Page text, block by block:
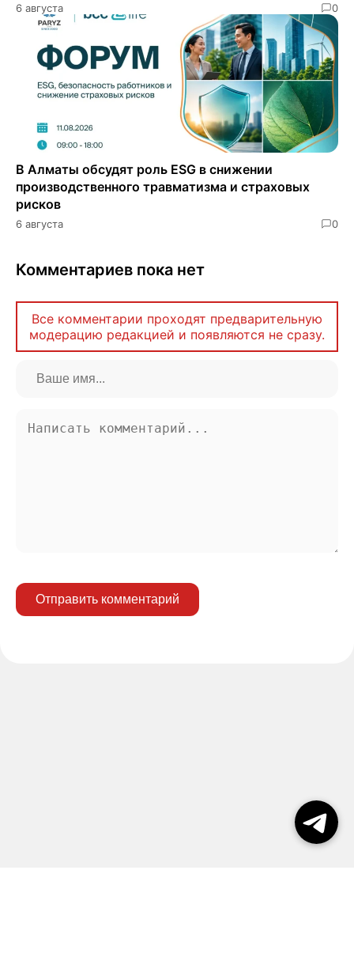
6 августа 0
В Алматы обсудят роль ESG в снижении
производственного травматизма и страховых
рисков
6 августа 0
Комментариев пока нет
Все комментарии проходят предварительную
модерацию редакцией и появляются не сразу.
Отправить комментарий